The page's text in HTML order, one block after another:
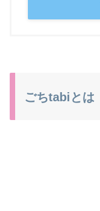
ごちtabiとは